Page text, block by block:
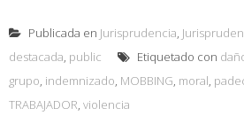
Publicada en Jurisprudencia,
destacada, public Etiquetado con
grupo, indemnizado, MOBBING, moral,
TRABAJADOR, violencia